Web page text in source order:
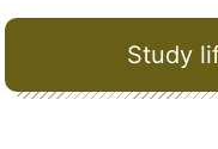
Study